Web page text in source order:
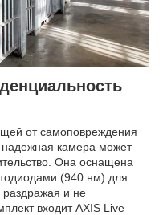
от самоповреждения
камера может
Она оснащена
(940 нм) для
и не
входит AXIS Live